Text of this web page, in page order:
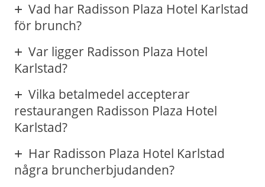
Vad har Radisson Plaza Hotel Karlstad
för brunch?
Var ligger Radisson Plaza Hotel
Karlstad?
Vilka betalmedel accepterar
restaurangen Radisson Plaza Hotel
Karlstad?
Har Radisson Plaza Hotel Karlstad
några bruncherbjudanden?